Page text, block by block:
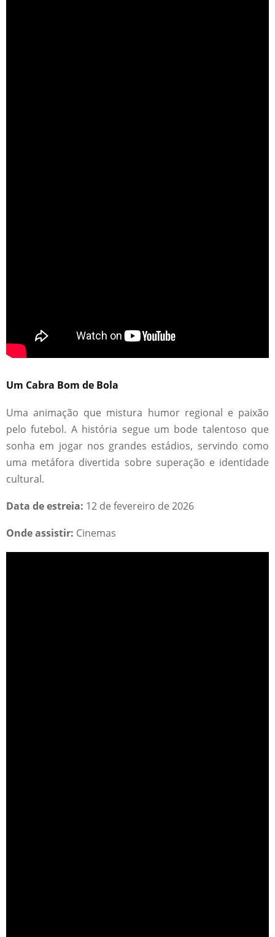
Um Cabra Bom de Bola
Uma animação que mistura humor regional e paixão
pelo futebol. A história segue um bode talentoso que
sonha em jogar nos grandes estádios, servindo como
uma metáfora divertida sobre superação e identidade
cultural.
Data de estreia: 12 de fevereiro de 2026
Onde assistir: Cinemas